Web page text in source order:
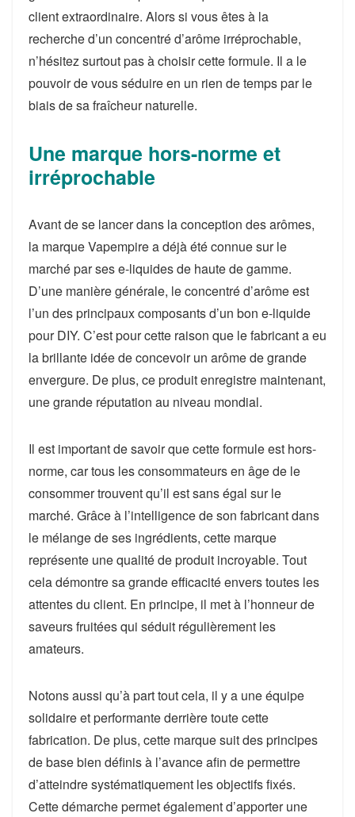
client extraordinaire. Alors si vous êtes à la
recherche d’un concentré d’arôme irréprochable,
n’hésitez surtout pas à choisir cette formule. Il a le
pouvoir de vous séduire en un rien de temps par le
biais de sa fraîcheur naturelle.
Une marque hors-norme et
irréprochable
Avant de se lancer dans la conception des arômes,
la marque Vapempire a déjà été connue sur le
marché par ses e-liquides de haute de gamme.
D’une manière générale, le concentré d’arôme est
l’un des principaux composants d’un bon e-liquide
pour DIY. C’est pour cette raison que le fabricant a eu
la brillante idée de concevoir un arôme de grande
envergure. De plus, ce produit enregistre maintenant,
une grande réputation au niveau mondial.
Il est important de savoir que cette formule est hors-
norme, car tous les consommateurs en âge de le
consommer trouvent qu’il est sans égal sur le
marché. Grâce à l’intelligence de son fabricant dans
le mélange de ses ingrédients, cette marque
représente une qualité de produit incroyable. Tout
cela démontre sa grande efficacité envers toutes les
attentes du client. En principe, il met à l’honneur de
saveurs fruitées qui séduit régulièrement les
amateurs.
Notons aussi qu’à part tout cela, il y a une équipe
solidaire et performante derrière toute cette
fabrication. De plus, cette marque suit des principes
de base bien définis à l’avance afin de permettre
d’atteindre systématiquement les objectifs fixés.
Cette démarche permet également d’apporter une